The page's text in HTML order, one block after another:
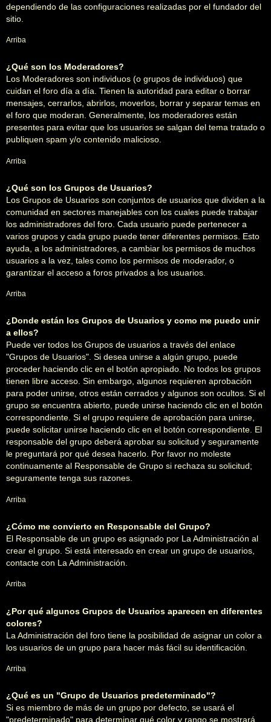
dependiendo de las configuraciones realizadas por el fundador del
sitio.
Arriba
¿Qué son los Moderadores?
Los Moderadores son individuos (o grupos de individuos) que
cuidan el foro día a día. Tienen la autoridad para editar o borrar
mensajes, cerrarlos, abrirlos, moverlos, borrar y separar temas en
el foro que moderan. Generalmente, los moderadores están
presentes para evitar que los usuarios se salgan del tema tratado o
publiquen spam y/o contenido malicioso.
Arriba
¿Qué son los Grupos de Usuarios?
Los Grupos de Usuarios son conjuntos de usuarios que dividen a la
comunidad en sectores manejables con los cuales puede trabajar
los administradores del foro. Cada usuario puede pertenecer a
varios grupos y cada grupo puede tener diferentes permisos. Esto
ayuda, a los administradores, a cambiar los permisos de muchos
usuarios a la vez, tales como los permisos de moderador, o
garantizar el acceso a foros privados a los usuarios.
Arriba
¿Donde están los Grupos de Usuarios y como me puedo unir
a ellos?
Puede ver todos los Grupos de usuarios a través del enlace
"Grupos de Usuarios". Si desea unirse a algún grupo, puede
proceder haciendo clic en el botón apropiado. No todos los grupos
tienen libre acceso. Sin embargo, algunos requieren aprobación
para poder unirse, otros están cerrados y algunos son ocultos. Si el
grupo se encuentra abierto, puede unirse haciendo clic en el botón
correspondiente. Si el grupo requiere de aprobación para unirse,
puede solicitar unirse haciendo clic en el botón correspondiente. El
responsable del grupo deberá aprobar su solicitud y seguramente
le preguntará por qué desea hacerlo. Por favor no moleste
continuamente al Responsable de Grupo si rechaza su solicitud;
seguramente tenga sus razones.
Arriba
¿Cómo me convierto en Responsable del Grupo?
El Responsable de un grupo es asignado por La Administración al
crear el grupo. Si está interesado en crear un grupo de usuarios,
contacte con La Administración.
Arriba
¿Por qué algunos Grupos de Usuarios aparecen en diferentes
colores?
La Administración del foro tiene la posibilidad de asignar un color a
los usuarios de un grupo para hacer más fácil su identificación.
Arriba
¿Qué es un "Grupo de Usuarios predeterminado"?
Si es miembro de más de un grupo por defecto, se usará el
"predeterminado" para determinar qué color y rango se mostrará